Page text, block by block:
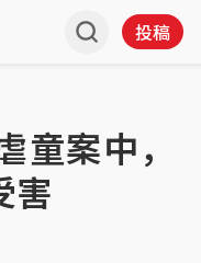
投稿
童案中，
害